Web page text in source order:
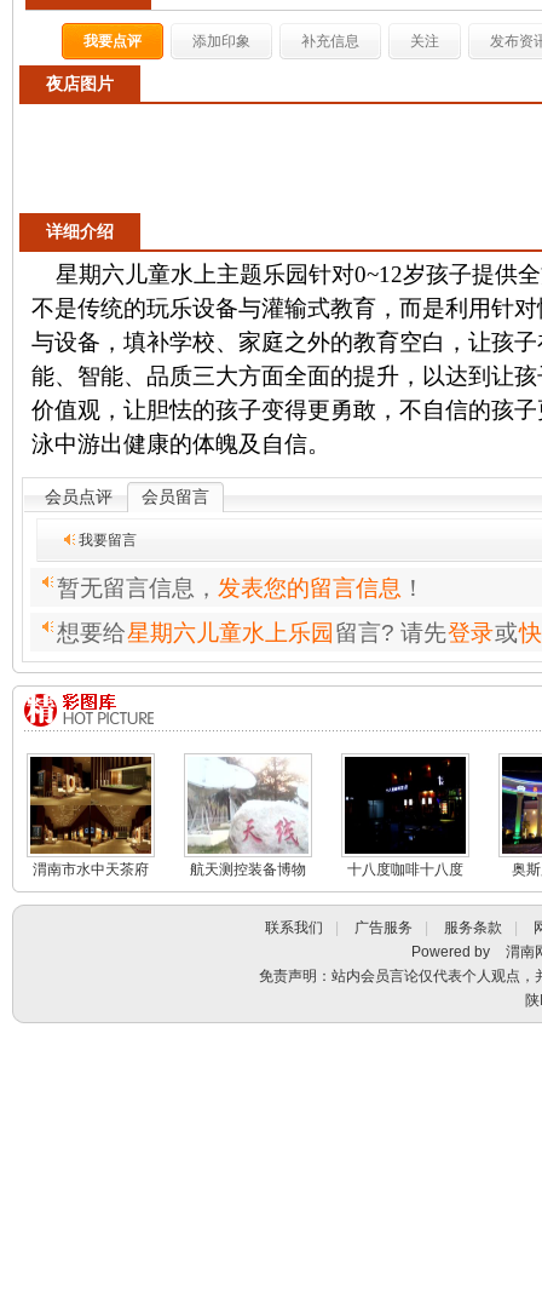
我要点评 添加印象 补充信息 关注 发布资
夜店图片
详细介绍
星期六儿童水上主题乐园针对0~12岁孩子提供
不是传统的玩乐设备与灌输式教育，而是利用针
与设备，填补学校、家庭之外的教育空白，让孩
能、智能、品质三大方面全面的提升，以达到让
价值观，让胆怯的孩子变得更勇敢，不自信的孩子
泳中游出健康的体魄及自信。
会员点评 会员留言
我要留言
暂无留言信息， 发表您的留言信息 ！
想要给星期六儿童水上乐园留言? 请先登录或
渭南市水中天茶府
航天测控装备博物
馆航天测控
十八度咖啡十八度
茶馆
奥
联系我们 广告服务 服务条款
Powered by
渭南
免责声明：站内会员言论仅代表个人观点